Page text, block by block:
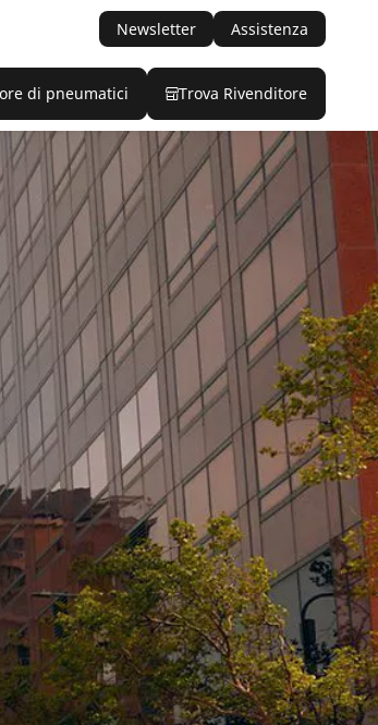
Newsletter Assistenza
di pneumatici Trova Rivenditore